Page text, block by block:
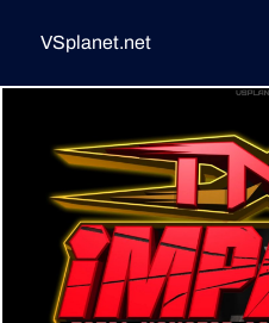
VSplanet.net